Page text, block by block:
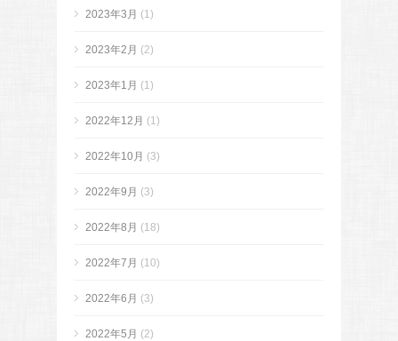
2023年3月 (1)
2023年2月 (2)
2023年1月 (1)
2022年12月 (1)
2022年10月 (3)
2022年9月 (3)
2022年8月 (18)
2022年7月 (10)
2022年6月 (3)
2022年5月 (2)